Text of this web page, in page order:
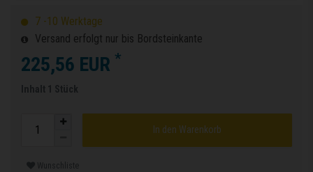
7 -10 Werktage
Versand erfolgt nur bis Bordsteinkante
225,56 EUR *
Inhalt 1 Stück
In den Warenkorb
Wunschliste